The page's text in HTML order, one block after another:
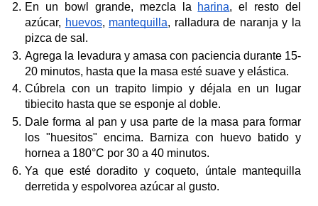
En un bowl grande, mezcla la harina, el resto del
azúcar, huevos, mantequilla, ralladura de naranja y la
pizca de sal.
Agrega la levadura y amasa con paciencia durante 15-
20 minutos, hasta que la masa esté suave y elástica.
Cúbrela con un trapito limpio y déjala en un lugar
tibiecito hasta que se esponje al doble.
Dale forma al pan y usa parte de la masa para formar
los "huesitos" encima. Barniza con huevo batido y
hornea a 180°C por 30 a 40 minutos.
Ya que esté doradito y coqueto, úntale mantequilla
derretida y espolvorea azúcar al gusto.